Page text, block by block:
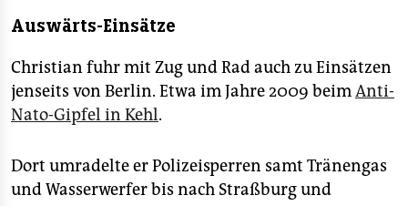
Auswärts-Einsätze
Christian fuhr mit Zug und Rad auch zu Einsätzen
jenseits von Berlin. Etwa im Jahre 2009 beimAnti-
Nato-Gipfel in Kehl.
Dort umradelte er Polizeisperren samt Tränengas
und Wasserwerfer bis nach Straßburg und